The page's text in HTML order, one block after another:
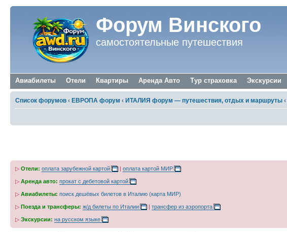
Форум Винского
самостоятельные путешествия
Авиабилеты Отели Квартиры Аренда Авто Тур страховка Экскурсии
Список форумов ‹ ЕВРОПА форум ‹ ИТАЛИЯ форум — путешествия, отдых и маршруты ‹
▷ Отели: оплата зарубежной картой | оплата картой МИР
▷ Аренда авто: прокат с дебетовой картой
▷ Авиабилеты: поиск дешёвых билетов в Италию (карта МИР)
▷ Поезда и трансферы: ж/д билеты по Италии | трансфер из аэропорта
▷ Экскурсии: на русском языке